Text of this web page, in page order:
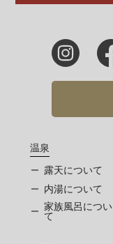
温泉
露天について
内湯について
家族風呂につい
て